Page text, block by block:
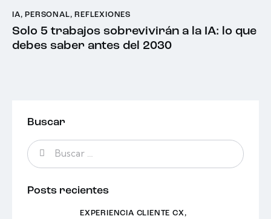
IA, PERSONAL, REFLEXIONES
Solo 5 trabajos sobrevivirán a la IA: lo que
debes saber antes del 2030
Buscar
Posts recientes
EXPERIENCIA CLIENTE CX,